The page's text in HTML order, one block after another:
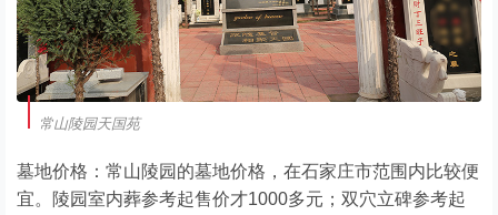
常山陵园天国苑
墓地价格：常山陵园的墓地价格，在石家庄市范围内比较便
宜。陵园室内葬参考起售价才1000多元；双穴立碑参考起